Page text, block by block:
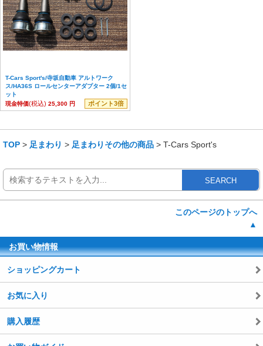
T-Cars Sport's/寺坂自動車 アルトワーク
ス/HA36S ロールセンターアダプター 2個/1セ
ット
現金特価(税込) 25,300 円 ポイント3倍
TOP > 足まわり > 足まわりその他の商品 > T-Cars Sport's
SEARCH
このページのトップへ
▲
お買い物情報
ショッピングカート
お気に入り
購入履歴